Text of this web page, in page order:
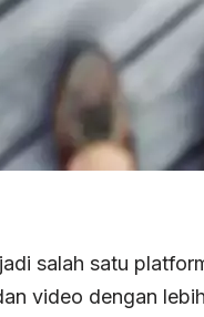
salah satu
video dengan